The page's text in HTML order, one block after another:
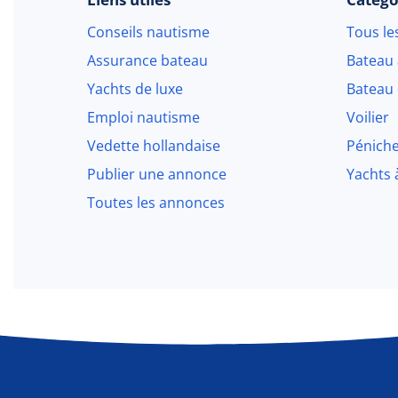
Conseils nautisme
Assurance bateau
Yachts de luxe
Emploi nautisme
Vedette hollandaise
Publier une annonce
Toutes les annonces
Tous
Voilier
Yachts